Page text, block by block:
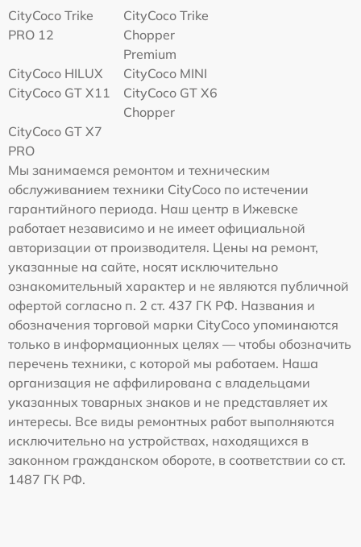
CityCoco Trike
PRO 12
CityCoco Trike
Chopper
Premium
CityCoco HILUX
CityCoco MINI
CityCoco GT X11
CityCoco GT X6
Chopper
CityCoco GT X7
PRO
Мы занимаемся ремонтом и техническим
обслуживанием техники CityCoco по истечении
гарантийного периода. Наш центр в Ижевске
работает независимо и не имеет официальной
авторизации от производителя. Цены на ремонт,
указанные на сайте, носят исключительно
ознакомительный характер и не являются публичной
офертой согласно п. 2 ст. 437 ГК РФ. Названия и
обозначения торговой марки CityCoco упоминаются
только в информационных целях — чтобы обозначить
перечень техники, с которой мы работаем. Наша
организация не аффилирована с владельцами
указанных товарных знаков и не представляет их
интересы. Все виды ремонтных работ выполняются
исключительно на устройствах, находящихся в
законном гражданском обороте, в соответствии со ст.
1487 ГК РФ.